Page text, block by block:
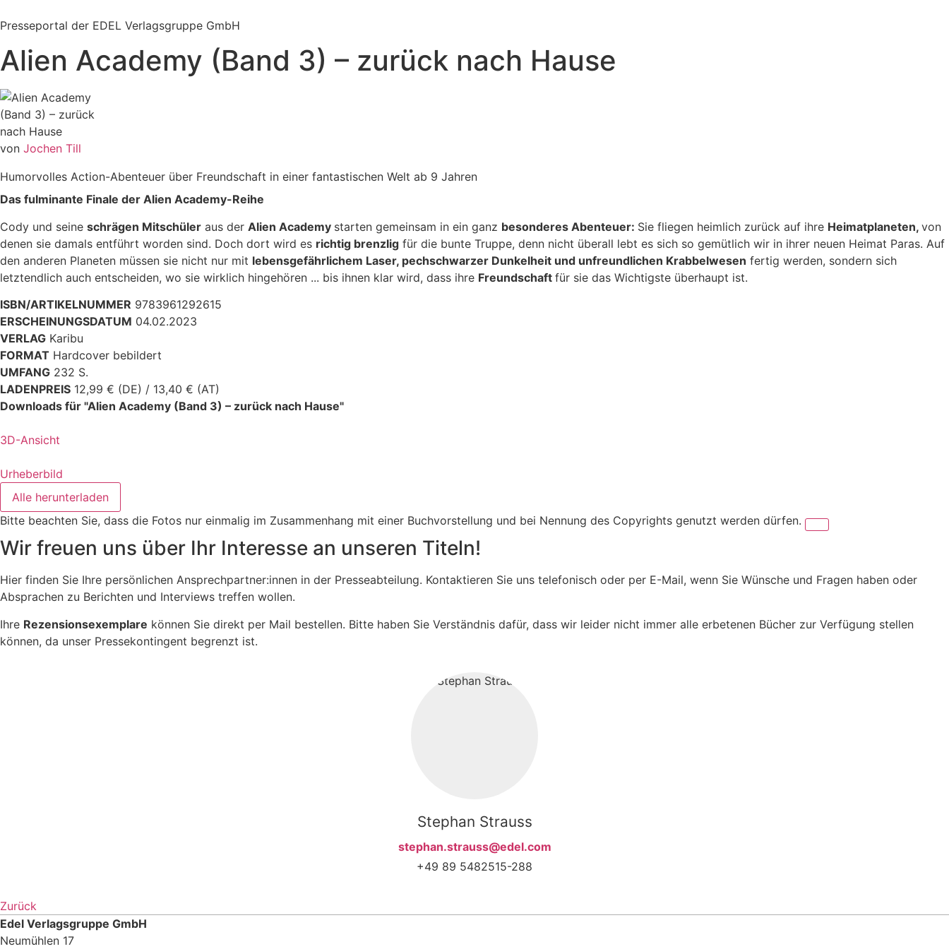
Inhalt
Presseportal der EDEL Verlagsgruppe GmbH
Alien Academy (Band 3) – zurück nach Hause
von Jochen Till
Humorvolles Action-Abenteuer über Freundschaft in einer fantastischen Welt ab 9 Jahren
Das fulminante Finale der Alien Academy-Reihe
Cody und seine schrägen Mitschüler aus der Alien Academy starten gemeinsam in ein ganz besonderes Abenteuer: Sie fliegen heimlich zurück auf ihre Heimatplaneten, von
denen sie damals entführt worden sind. Doch dort wird es richtig brenzlig für die bunte Truppe, denn nicht überall lebt es sich so gemütlich wir in ihrer neuen Heimat Paras. Auf
den anderen Planeten müssen sie nicht nur mit lebensgefährlichem Laser, pechschwarzer Dunkelheit und unfreundlichen Krabbelwesen fertig werden, sondern sich
letztendlich auch entscheiden, wo sie wirklich hingehören ... bis ihnen klar wird, dass ihre Freundschaft für sie das Wichtigste überhaupt ist.
ISBN/ARTIKELNUMMER 9783961292615
ERSCHEINUNGSDATUM 04.02.2023
VERLAG Karibu
FORMAT Hardcover bebildert
UMFANG 232 S.
LADENPREIS 12,99 € (DE) / 13,40 € (AT)
Downloads für "Alien Academy (Band 3) – zurück nach Hause"
3D-Ansicht
Urheberbild
Alle herunterladen
Bitte beachten Sie, dass die Fotos nur einmalig im Zusammenhang mit einer Buchvorstellung und bei Nennung des Copyrights genutzt werden dürfen.
Wir freuen uns über Ihr Interesse an unseren Titeln!
Hier finden Sie Ihre persönlichen Ansprechpartner:innen in der Presseabteilung. Kontaktieren Sie uns telefonisch oder per E-Mail, wenn Sie Wünsche und Fragen haben oder
Absprachen zu Berichten und Interviews treffen wollen.
Ihre Rezensionsexemplare können Sie direkt per Mail bestellen. Bitte haben Sie Verständnis dafür, dass wir leider nicht immer alle erbetenen Bücher zur Verfügung stellen
können, da unser Pressekontingent begrenzt ist.
Stephan Strauss
stephan.strauss@edel.com
+49 89 5482515-288
Zurück
Edel Verlagsgruppe GmbH
Neumühlen 17